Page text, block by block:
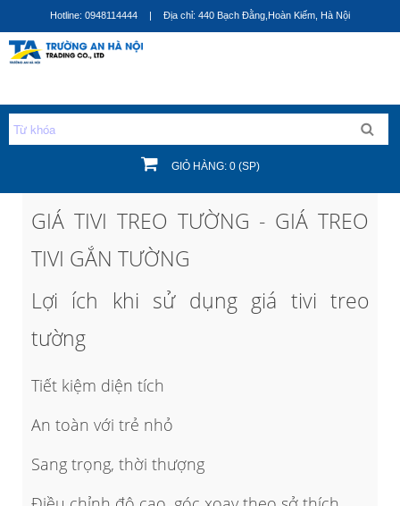
Nhảy
Hotline: 0948114444 | Địa chỉ: 440 Bạch Đằng,Hoàn Kiếm, Hà Nội
GIỎ HÀNG: 0 (SP)
Bạn đang ở đây
GIÁ TIVI TREO TƯỜNG - GIÁ TREO
TIVI GẮN TƯỜNG
Lợi ích khi sử dụng giá tivi treo
tường
Tiết kiệm diện tích
An toàn với trẻ nhỏ
Sang trọng, thời thượng